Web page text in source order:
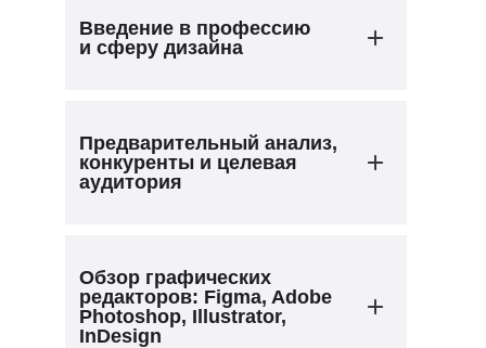
Введение в профессию
и сферу дизайна
Сколько зарабатывают веб-
дизайнеры
Какие инструменты используют
Как тренировать насмотренность
Какие сейчас есть тренды
в дизайне
Предварительный анализ,
конкуренты и целевая
аудитория
примеры для вдохновения
Как изучить целевую аудиторию
Как проанализировать конкурентов
Обзор графических
редакторов: Figma, Adobe
Photoshop, Illustrator,
InDesign